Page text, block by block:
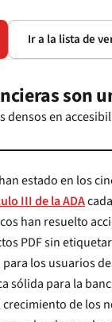
Ir a la lista de
son
densos en
estado en los
III de la ADA
IVR que no
los usuarios de
sólida para la